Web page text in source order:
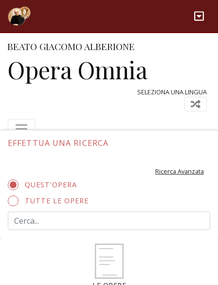
BEATO GIACOMO ALBERIONE
Opera Omnia
SELEZIONA UNA LINGUA
EFFETTUA UNA RICERCA
Ricerca Avanzata
QUEST'OPERA
TUTTE LE OPERE